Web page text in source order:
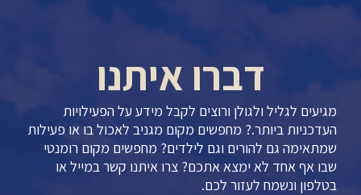
דברו איתנו
מגיעים לגליל ולגולן ורוצים לקבל מידע על הפעילויות
העדכניות ביותר.? מחפשים מקום מגניב לאכול בו או פעילות
שמתאימה גם להורים וגם לילדים? מחפשים מקום רומנטי
שבו אף אחד לא ימצא אתכם? צרו איתנו קשר במייל או
בטלפון ונשמח לעזור לכם.